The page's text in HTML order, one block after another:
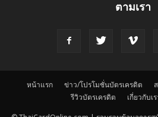
ตามเรา
หน้าแรก ข่าว/โปรโมชั่นบัตรเครดิต
รีวิวบัตรเครดิต
เกี่ยวกับเ